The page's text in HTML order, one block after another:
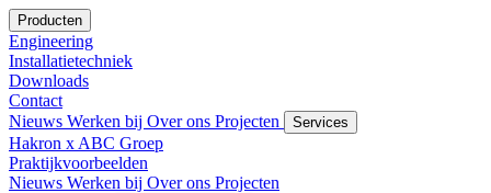
Producten
Engineering
Installatietechniek
Downloads
Contact
Nieuws Werken bij Over ons Projecten Services
Hakron x ABC Groep
Praktijkvoorbeelden
Nieuws Werken bij Over ons Projecten